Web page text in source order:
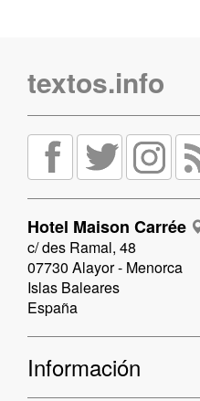
textos.info
Hotel Maison Carrée
c/ des Ramal, 48
07730 Alayor - Menorca
Islas Baleares
España
Información